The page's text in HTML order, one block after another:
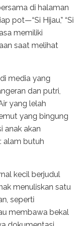
di halaman
pot—“Si Hijau,” “Si
memiliki
saat melihat
media yang
dan putri,
yang lelah
yang bingung
anak akan
alam butuh
kecil berjudul
menuliskan satu
seperti
membawa bekal